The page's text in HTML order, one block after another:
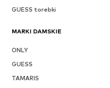
GUESS torebki
MARKI DAMSKIE
ONLY
GUESS
TAMARIS